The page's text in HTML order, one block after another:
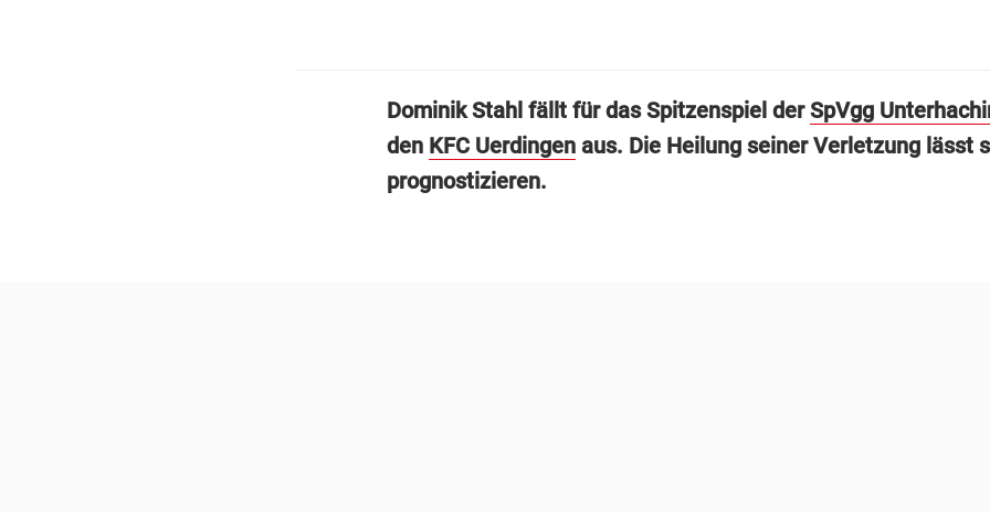
Dominik Stahl fällt für das Spitzenspiel derSpVgg
den KFC Uerdingenaus. Die Heilung seiner Verletzung lässt
prognostizieren.